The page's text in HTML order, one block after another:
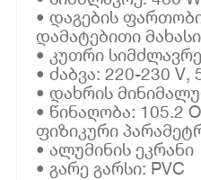
• დაგების
დამატებითი
• კუთრი
• ძაბვა: 220-230 V,
• დახრის
• წინაღობა: 105.2
ფიზიკური
• ალუმინის ეკრანი
• გარე გარსი: PVC